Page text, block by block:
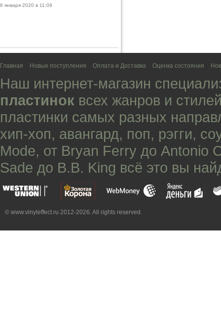
6 января 2020 в 11:09
Главная Новые поступления Оплата и Доставка Оценка состояния
Наш интернет-магазин
пластинок всех жанров и
пластинки самых разных
хип-хоп, авангард, поп, рэгги,
Mode, от Bryan Ferry до Antonio
Sade до B.B. King всё это вы
© www.vinyleffect.ru 2012-2026. All rights reserved.